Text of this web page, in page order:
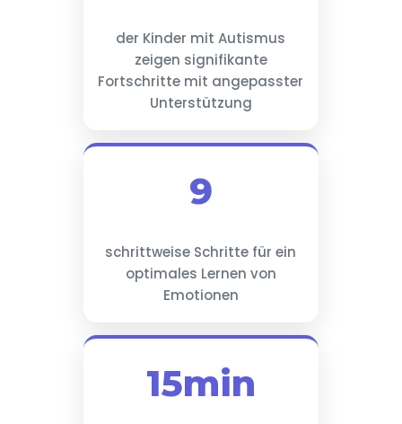
der Kinder mit Autismus
zeigen signifikante
Fortschritte mit angepasster
Unterstützung
9
schrittweise Schritte für ein
optimales Lernen von
Emotionen
15min